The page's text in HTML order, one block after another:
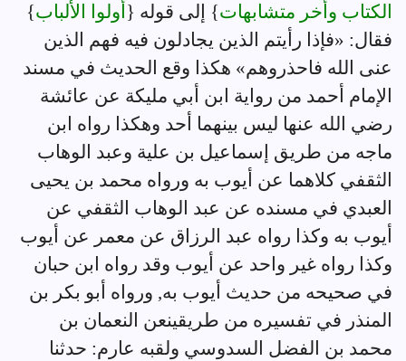
الكتاب وأخر متشابهات} إلى قوله { أولوا الألباب}
فقال: «فإذا رأيتم الذين يجادلون فيه فهم الذين
عنى الله فاحذروهم» هكذا وقع الحديث في مسند
الإمام أحمد من رواية ابن أبي مليكة عن عائشة
رضي الله عنها ليس بينهما أحد وهكذا رواه ابن
ماجه من طريق إسماعيل بن علية وعبد الوهاب
الثقفي كلاهما عن أيوب به ورواه محمد بن يحيى
العبدي في مسنده عن عبد الوهاب الثقفي عن
أيوب به وكذا رواه عبد الرزاق عن معمر عن أيوب
وكذا رواه غير واحد عن أيوب وقد رواه ابن حبان
في صحيحه من حديث أيوب به, ورواه أبو بكر بن
المنذر في تفسيره من طريقينعن النعمان بن
محمد بن الفضل السدوسي ولقبه عارم: حدثنا